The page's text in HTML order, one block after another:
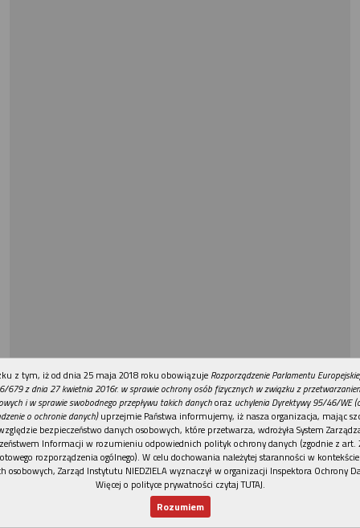
REKLAMA
z tym, iż od dnia 25 maja 2018 roku obowiązuje Rozporządzenie Parlamentu
679 z dnia 27 kwietnia 2016r. w sprawie ochrony osób fizycznych w związku z
i w sprawie swobodnego przepływu takich danychoraz uchylenia Dyrektywy 95/46/WE
o ochronie danych)uprzejmie Państwa informujemy, iż nasza organizacja, mając
bezpieczeństwo danych osobowych, które przetwarza, wdrożyła System
Informacji w rozumieniu odpowiednich polityk ochrony danych (zgodnie z art.
rozporządzenia ogólnego). W celu dochowania należytej staranności w
osobowych, Zarząd Instytutu NIEDZIELA wyznaczył w organizacji Inspektora Ochrony
Więcej o polityce prywatności czytaj TUTAJ.
Rozumiem